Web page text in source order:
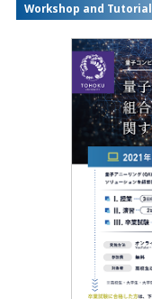
Workshop and Tutorial